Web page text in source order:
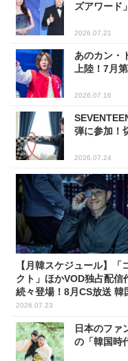
ズアワード
2026.07.21
あのカン・
上陸！7月
2026.07.16
弾に参加！
2026.07.24
【月韓スケジュール】「
クト」ほかVOD独占配信
続々登場！8月CS放送 韓
ラマ(全66選)
2026.07.23
日本のファ
の「韓国時